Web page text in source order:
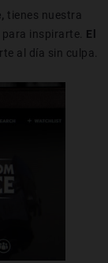
tienes nuestra
para inspirarte. El
al día sin culpa.